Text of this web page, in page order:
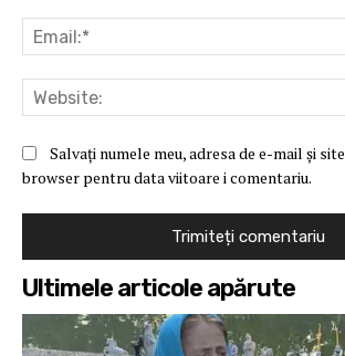
Salvați numele meu, adresa de e-mail și
browser pentru data viitoare i comentariu.
Ultimele articole apărute